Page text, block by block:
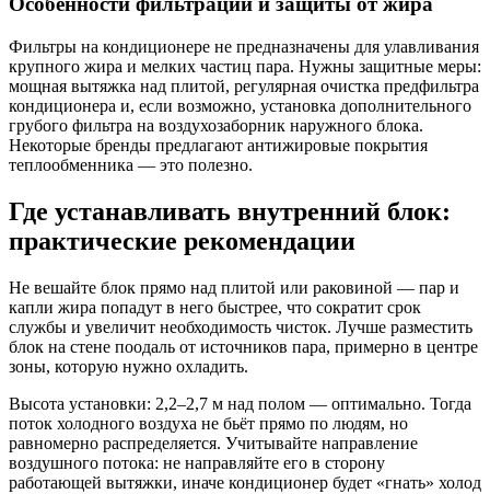
Фильтры на кондиционере не предназначены для улавливания
крупного жира и мелких частиц пара. Нужны защитные меры:
мощная вытяжка над плитой, регулярная очистка предфильтра
кондиционера и, если возможно, установка дополнительного
грубого фильтра на воздухозаборник наружного блока.
Некоторые бренды предлагают антижировые покрытия
теплообменника — это полезно.
Где устанавливать внутренний блок:
практические рекомендации
Не вешайте блок прямо над плитой или раковиной — пар и
капли жира попадут в него быстрее, что сократит срок
службы и увеличит необходимость чисток. Лучше разместить
блок на стене поодаль от источников пара, примерно в центре
зоны, которую нужно охладить.
Высота установки: 2,2–2,7 м над полом — оптимально. Тогда
поток холодного воздуха не бьёт прямо по людям, но
равномерно распределяется. Учитывайте направление
воздушного потока: не направляйте его в сторону
работающей вытяжки, иначе кондиционер будет «гнать» холод